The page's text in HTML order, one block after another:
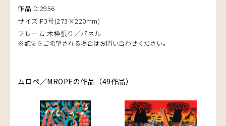
作品ID:2956
サイズ:F3号(273×220mm)
フレーム:木枠張り／パネル
※額装をご希望される場合はお問い合わせください。
ムロペ／MROPEの作品（49作品）